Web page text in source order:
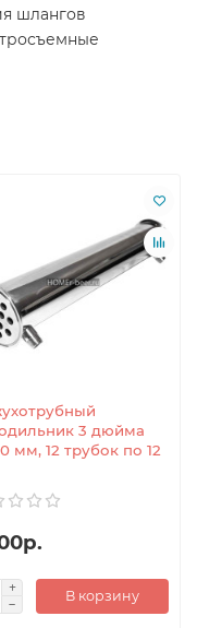
шлангов
3 дюйма
мм, 12 трубок по 12
В корзину